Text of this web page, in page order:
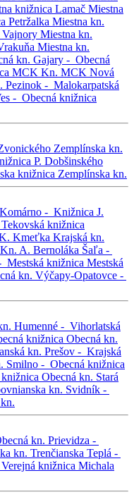
knižnica Lamač Miestna
Petržalka Miestna kn.
Vajnory Miestna kn.
Miestna kn.
kn. Gajary - Obecná
MCK Kn. MCK Nová
Pezinok - Malokarpatská
- Obecná knižnica
Zemplínska kn.
P. Dobšinského
knižnica Zemplínska kn.
Komárno - Knižnica J.
Tekovská knižnica
Kmeťka Krajská kn.
Kn. A. Bernoláka Šaľa -
Mestská knižnica Mestská
kn. Výčapy-Opatovce -
Humenné - Vihorlatská
knižnica Obecná kn.
kn. Prešov - Krajská
Smilno - Obecná knižnica
Obecná kn. Stará
kn. Svidník -
kn. Prievidza -
kn. Trenčianska Teplá -
Verejná knižnica Michala